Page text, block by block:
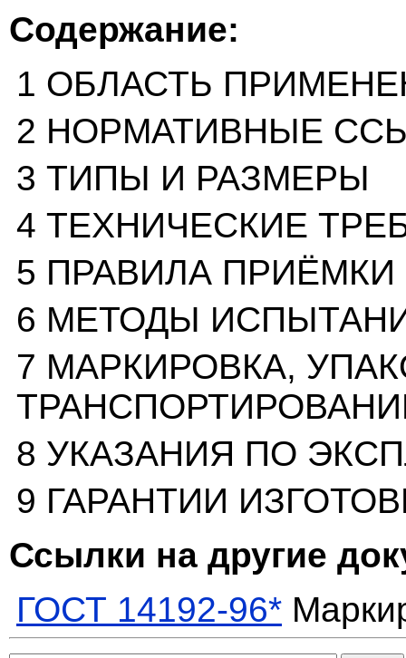
Содержание:
1 ОБЛАСТЬ
2 НОРМАТИВНЫЕ
3 ТИПЫ И РАЗМЕРЫ
4 ТЕХНИЧЕСКИЕ
5 ПРАВИЛА ПРИЁМКИ
6 МЕТОДЫ
7 МАРКИРОВКА,
8 УКАЗАНИЯ ПО
9 ГАРАНТИИ
Ссылки на другие
ГОСТ 14192-96*